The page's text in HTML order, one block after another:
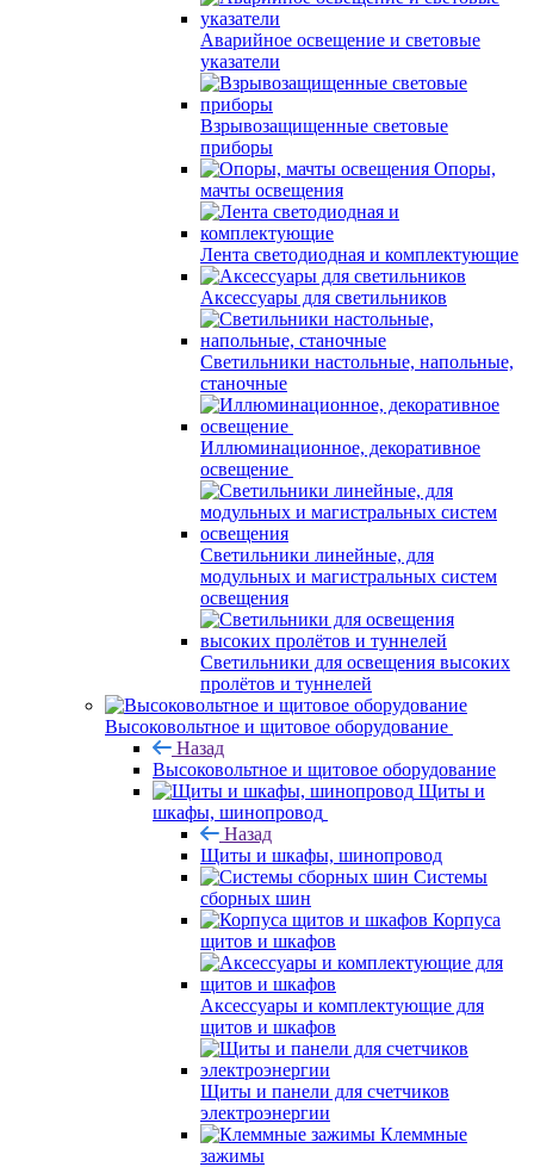
Аварийное освещение и световые
указатели
Взрывозащищенные световые
приборы
Опоры,
мачты освещения
Лента светодиодная и комплектующие
Аксессуары для светильников
Светильники настольные, напольные,
станочные
Иллюминационное, декоративное
освещение
Светильники линейные, для
модульных и магистральных систем
освещения
Светильники для освещения высоких
пролётов и туннелей
Высоковольтное и щитовое оборудование
Назад
Высоковольтное и щитовое оборудование
Щиты и
шкафы, шинопровод
Назад
Щиты и шкафы, шинопровод
Системы
сборных шин
Корпуса
щитов и шкафов
Аксессуары и комплектующие для
щитов и шкафов
Щиты и панели для счетчиков
электроэнергии
Клеммные
зажимы